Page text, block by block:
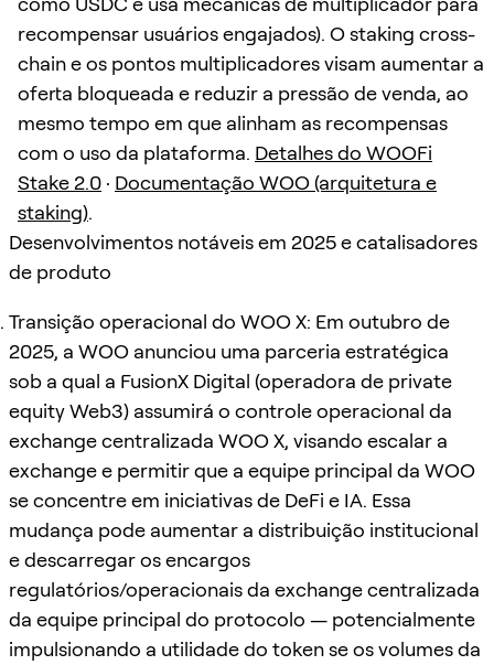
recompensar usuários engajados). O staking cross-
chain e os pontos multiplicadores visam aumentar a
oferta bloqueada e reduzir a pressão de venda, ao
mesmo tempo em que alinham as recompensas
com o uso da plataforma. Detalhes do WOOFi
Stake 2.0 · Documentação WOO (arquitetura e
staking).
Desenvolvimentos notáveis em 2025 e catalisadores
de produto
Transição operacional do WOO X: Em outubro de
2025, a WOO anunciou uma parceria estratégica
sob a qual a FusionX Digital (operadora de private
equity Web3) assumirá o controle operacional da
exchange centralizada WOO X, visando escalar a
exchange e permitir que a equipe principal da WOO
se concentre em iniciativas de DeFi e IA. Essa
mudança pode aumentar a distribuição institucional
e descarregar os encargos
regulatórios/operacionais da exchange centralizada
da equipe principal do protocolo — potencialmente
impulsionando a utilidade do token se os volumes da